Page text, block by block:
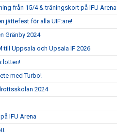
från 15/4 & träningskort på IFU Arena
jättefest för alla UIF:are!
Gränby 2024
till Uppsala och Upsala IF 2026
lotteri!
med Turbo!
2024
IFU Arena